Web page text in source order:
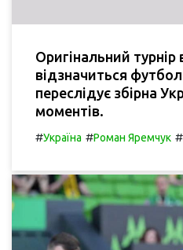
Оригінальний турнір
відзначиться
переслідує збірна
моментів.
#Україна #Роман Яремчук #